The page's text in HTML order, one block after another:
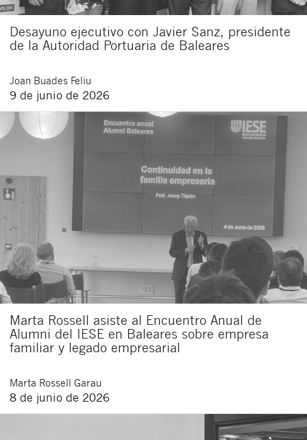
Desayuno ejecutivo con Javier Sanz, presidente
de la Autoridad Portuaria de Baleares
Joan Buades Feliu
9 de junio de 2026
Marta Rossell asiste al Encuentro Anual de
Alumni del IESE en Baleares sobre empresa
familiar y legado empresarial
Marta Rossell Garau
8 de junio de 2026